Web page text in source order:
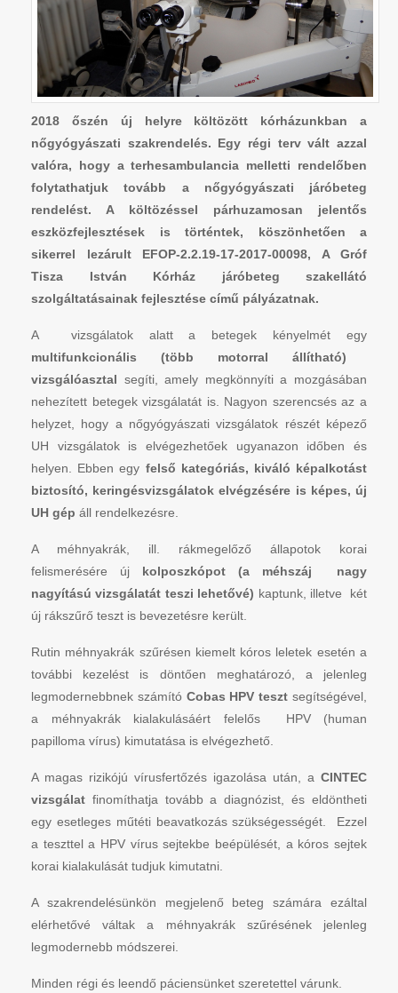
2018 őszén új helyre költözött kórházunkban a
nőgyógyászati szakrendelés. Egy régi terv vált azzal
valóra, hogy a terhesambulancia melletti rendelőben
folytathatjuk tovább a nőgyógyászati járóbeteg
rendelést. A költözéssel párhuzamosan jelentős
eszközfejlesztések is történtek, köszönhetően a
sikerrel lezárult EFOP-2.2.19-17-2017-00098, A Gróf
Tisza István Kórház járóbeteg szakellátó
szolgáltatásainak fejlesztése című pályázatnak.
A vizsgálatok alatt a betegek kényelmét egy
multifunkcionális (több motorral állítható)
vizsgálóasztal segíti, amely megkönnyíti a mozgásában
nehezített betegek vizsgálatát is. Nagyon szerencsés az a
helyzet, hogy a nőgyógyászati vizsgálatok részét képező
UH vizsgálatok is elvégezhetőek ugyanazon időben és
helyen. Ebben egy felső kategóriás, kiváló képalkotást
biztosító, keringésvizsgálatok elvégzésére is képes, új
UH gép áll rendelkezésre.
A méhnyakrák, ill. rákmegelőző állapotok korai
felismerésére új kolposzkópot (a méhszáj nagy
nagyítású vizsgálatát teszi lehetővé) kaptunk, illetve két
új rákszűrő teszt is bevezetésre került.
Rutin méhnyakrák szűrésen kiemelt kóros leletek esetén a
további kezelést is döntően meghatározó, a jelenleg
legmodernebbnek számító Cobas HPV teszt segítségével,
a méhnyakrák kialakulásáért felelős HPV (human
papilloma vírus) kimutatása is elvégezhető.
A magas rizikójú vírusfertőzés igazolása után, a CINTEC
vizsgálat finomíthatja tovább a diagnózist, és eldöntheti
egy esetleges műtéti beavatkozás szükségességét. Ezzel
a teszttel a HPV vírus sejtekbe beépülését, a kóros sejtek
korai kialakulását tudjuk kimutatni.
A szakrendelésünkön megjelenő beteg számára ezáltal
elérhetővé váltak a méhnyakrák szűrésének jelenleg
legmodernebb módszerei.
Minden régi és leendő páciensünket szeretettel várunk.